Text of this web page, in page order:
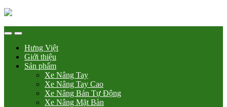
Hưng Việt
Giới thiệu
Sản phẩm
Xe Nâng Tay
Xe Nâng Tay Cao
Xe Nâng Bán Tự Động
Xe Nâng Mặt Bàn